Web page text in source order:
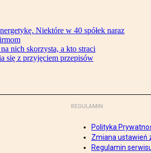
Niektóre w 40 spółek naraz
nich skorzysta, a kto straci
się z przyjęciem przepisów
REGULAMIN
Polityka
Zmiana ustawień
Regulamin